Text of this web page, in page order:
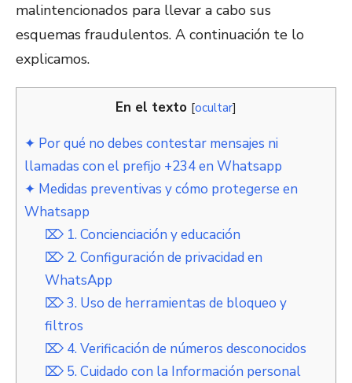
malintencionados para llevar a cabo sus
esquemas fraudulentos. A continuación te lo
explicamos.
En el texto [ocultar]
✦ Por qué no debes contestar mensajes ni
llamadas con el prefijo +234 en Whatsapp
✦ Medidas preventivas y cómo protegerse en
Whatsapp
⌦ 1. Concienciación y educación
⌦ 2. Configuración de privacidad en
WhatsApp
⌦ 3. Uso de herramientas de bloqueo y
filtros
⌦ 4. Verificación de números desconocidos
⌦ 5. Cuidado con la Información personal